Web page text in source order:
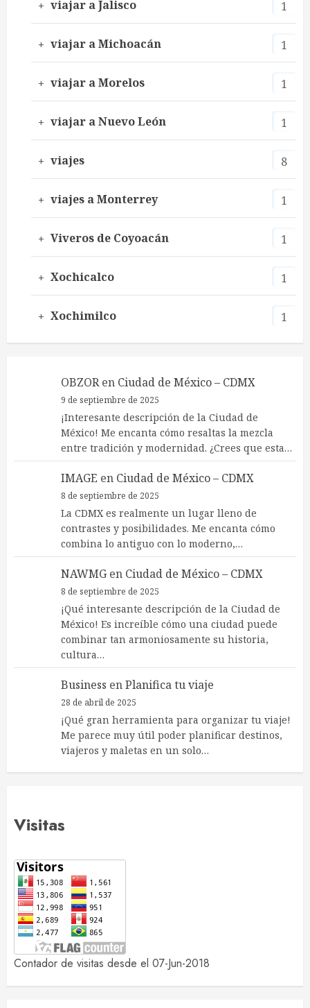
viajar a Jalisco 1
viajar a Michoacán 1
viajar a Morelos 1
viajar a Nuevo León 1
viajes 8
viajes a Monterrey 1
Viveros de Coyoacán 1
Xochicalco 1
Xochimilco 1
OBZORen Ciudad de México – CDMX
9 de septiembre de 2025
¡Interesante descripción de la Ciudad de
México! Me encanta cómo resaltas la mezcla
entre tradición y modernidad. ¿Crees que esta…
IMAGE en Ciudad de México – CDMX
8 de septiembre de 2025
La CDMX es realmente un lugar lleno de
contrastes y posibilidades. Me encanta cómo
combina lo antiguo con lo moderno,…
NAWMG en Ciudad de México – CDMX
8 de septiembre de 2025
¡Qué interesante descripción de la Ciudad de
México! Es increíble cómo una ciudad puede
combinar tan armoniosamente su historia,
cultura…
Business enPlanifica tu viaje
28 de abril de 2025
¡Qué gran herramienta para organizar tu viaje!
Me parece muy útil poder planificar destinos,
viajeros y maletas en un solo…
Visitas
Contador de visitas desde el 07-Jun-2018